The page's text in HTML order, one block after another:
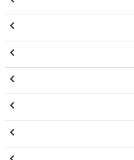




